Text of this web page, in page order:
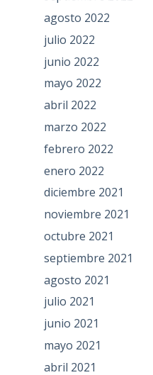
agosto 2022
julio 2022
junio 2022
mayo 2022
abril 2022
marzo 2022
febrero 2022
enero 2022
diciembre 2021
noviembre 2021
octubre 2021
septiembre 2021
agosto 2021
julio 2021
junio 2021
mayo 2021
abril 2021